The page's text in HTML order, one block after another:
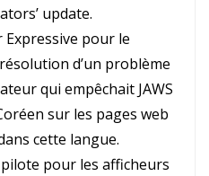
update.
Expressive pour le
d’un problème
qui empêchait JAWS
sur les pages web
cette langue.
pour les afficheurs